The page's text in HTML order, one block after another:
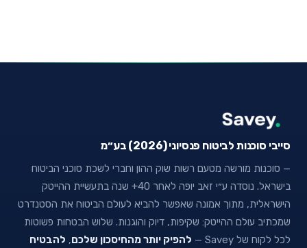
סייבי סוכנות לביטוח פנסיוני (2026) בע״מ
— סוכנות מורשה מטעם רשות שוק ההון וחברי לשכת סוכני הביטוח
בישראל. נוסדה ע״י זאב יופה לאחר 40+ שנה בתעשיית ההייטק
הישראלית, מתוך אמונה שאפשר להביא לעולם הביטוח את הסטנדרט
שמכתיב עולם ההייטק: שקיפות, דיוק והוגנות. שלוש הבטחות פשוטות
לכל לקוח של Savey —
להפיק יותר מהחיסכון שלכם, להבטיח